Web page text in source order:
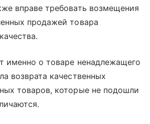
вправе требовать возмещения
продажей товара
именно о товаре ненадлежащего
возврата качественных
товаров, которые не подошли